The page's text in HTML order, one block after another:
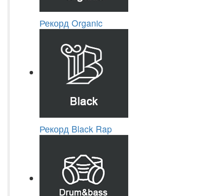
Рекорд Organic
Рекорд Black Rap